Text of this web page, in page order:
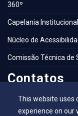
This website uses
experience on our
360º
Capelania Institucional
Núcleo de
Comissão Técnica de
Contatos
Contatos